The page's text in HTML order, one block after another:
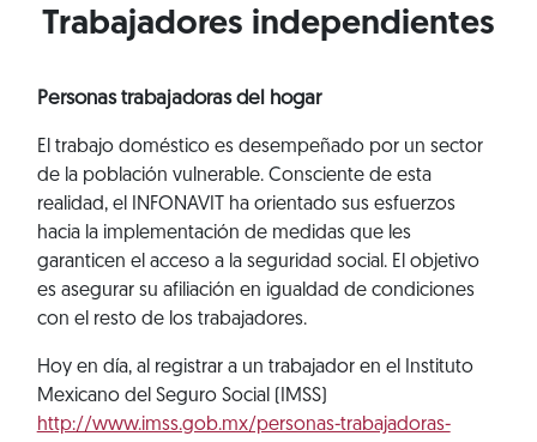
Trabajadores independientes
Personas trabajadoras del hogar
El trabajo doméstico es desempeñado por un sector
de la población vulnerable. Consciente de esta
realidad, el INFONAVIT ha orientado sus esfuerzos
hacia la implementación de medidas que les
garanticen el acceso a la seguridad social. El objetivo
es asegurar su afiliación en igualdad de condiciones
con el resto de los trabajadores.
Hoy en día, al registrar a un trabajador en el Instituto
Mexicano del Seguro Social (IMSS)
http://www.imss.gob.mx/personas-trabajadoras-